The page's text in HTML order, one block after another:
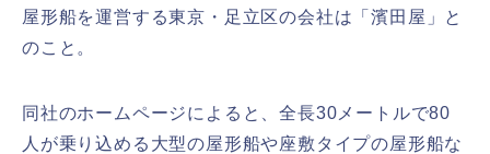
屋形船を運営する東京・足立区の会社は「濱田屋」と
のこと。
同社のホームページによると、全長30メートルで80
人が乗り込める大型の屋形船や座敷タイプの屋形船な